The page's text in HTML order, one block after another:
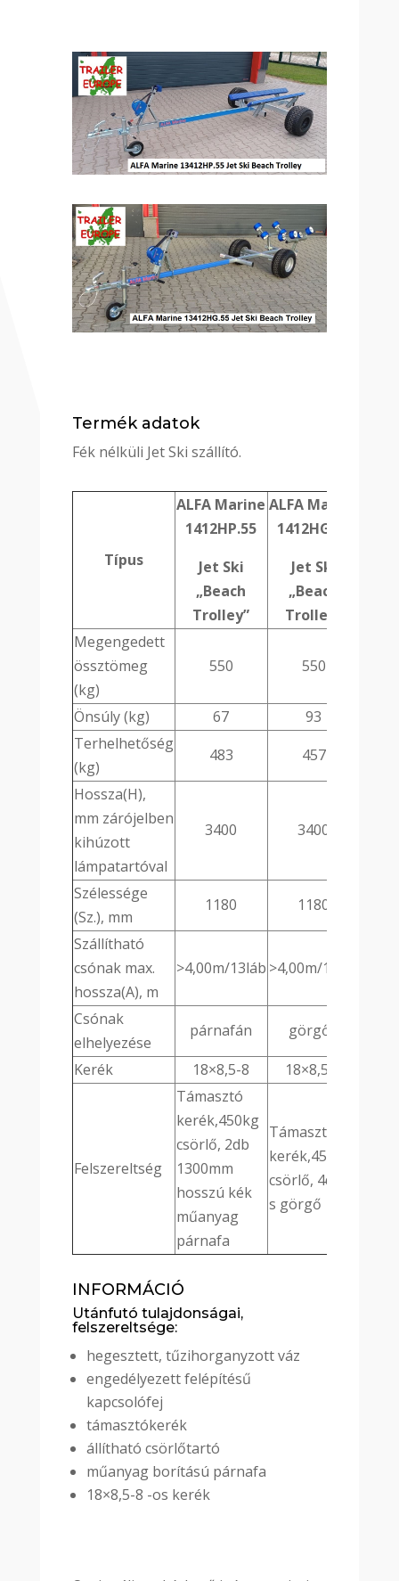
Termék adatok
Fék nélküli Jet Ski szállító.
Típus
ALFA Marine
1412HP.55
Jet Ski
„Beach
Trolley”
ALFA Marine
1412HG.55
Jet Ski
„Beach
Trolley”
Megengedett
össztömeg
(kg)
550 550
Önsúly (kg) 67
93
Terhelhetőség
(kg)
483
457
Hossza(H),
mm zárójelben
kihúzott
lámpatartóval
3400 3400
Szélessége
(Sz.), mm
1180
1180
Szállítható
csónak max.
hossza(A), m
>4,00m/13láb >4,00m/13láb
Csónak
elhelyezése
párnafán
görgőn
Kerék
18×8,5-8 18×8,5-8
Felszereltség
Támasztó
kerék,450kg
csörlő, 2db
1300mm
hosszú kék
műanyag
párnafa
Támasztó
kerék,450kg
csörlő, 4db 2-
s görgő
INFORMÁCIÓ
Utánfutó tulajdonságai,
felszereltsége:
hegesztett, tűzihorganyzott váz
engedélyezett felépítésű
kapcsolófej
támasztókerék
állítható csörlőtartó
műanyag borítású párnafa
18×8,5-8 -os kerék